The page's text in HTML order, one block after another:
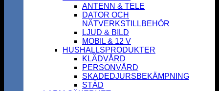
ANTENN & TELE
DATOR OCH
NÄTVERKSTILLBEHÖR
LJUD & BILD
MOBIL & 12 V
HUSHALLSPRODUKTER
KLÄDVÅRD
PERSONVÅRD
SKADEDJURSBEKÄMPNING
STÄD